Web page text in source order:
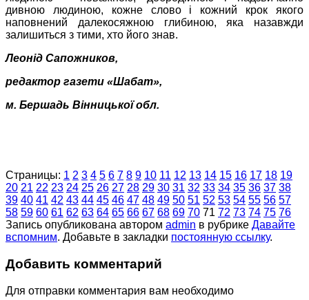
дивною людиною, кожне слово і кожний крок якого
наповнений далекосяжною глибиною, яка назавжди
залишиться з тими, хто його знав.
Леонід Сапожников,
редактор газети «Шабат»,
м. Бершадь Вінницької обл.
Страницы: 1 2 3 4 5 6 7 8 9 10 11 12 13 14 15 16 17 18 19
20 21 22 23 24 25 26 27 28 29 30 31 32 33 34 35 36 37 38
39 40 41 42 43 44 45 46 47 48 49 50 51 52 53 54 55 56 57
58 59 60 61 62 63 64 65 66 67 68 69 70 71 72 73 74 75 76
Запись опубликована автором admin в рубрике Давайте
вспомним. Добавьте в закладки постоянную ссылку.
Добавить комментарий
Для отправки комментария вам необходимо